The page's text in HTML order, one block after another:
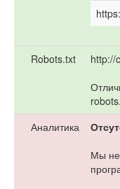
Robots.txt
http://
Аналитика
Мы не